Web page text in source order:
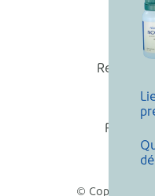
Recevoir
© Copyright